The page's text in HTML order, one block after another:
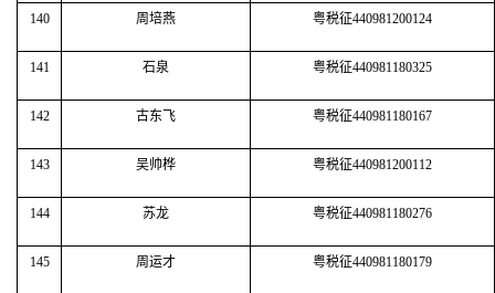
140 周培燕 粤税征440981200124
141 石泉 粤税征440981180325
142 古东飞 粤税征440981180167
143 吴帅桦 粤税征440981200112
144 苏龙 粤税征440981180276
145 周运才 粤税征440981180179